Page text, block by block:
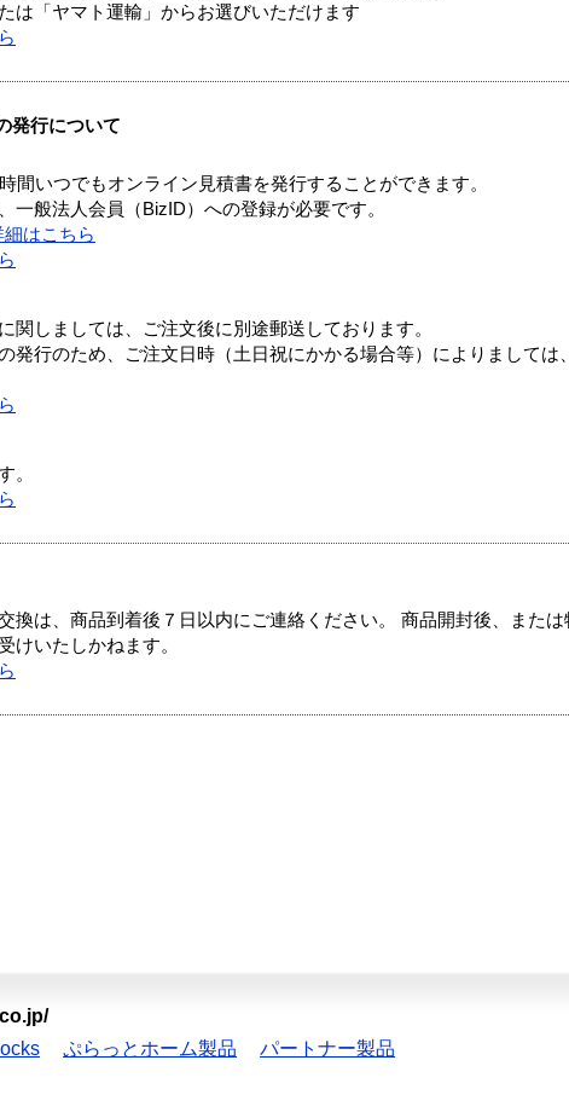
は「ヤマト運輸」からお選びいただけます
発行について
間いつでもオンライン見積書を発行することができます。
般法人会員（BizID）への登録が必要です。
はこちら
関しましては、ご注文後に別途郵送しております。
発行のため、ご注文日時（土日祝にかかる場合等）によりましては
。
換は、商品到着後７日以内にご連絡ください。 商品開封後、また
けいたしかねます。
ぷらっとホーム製品 パートナー製品